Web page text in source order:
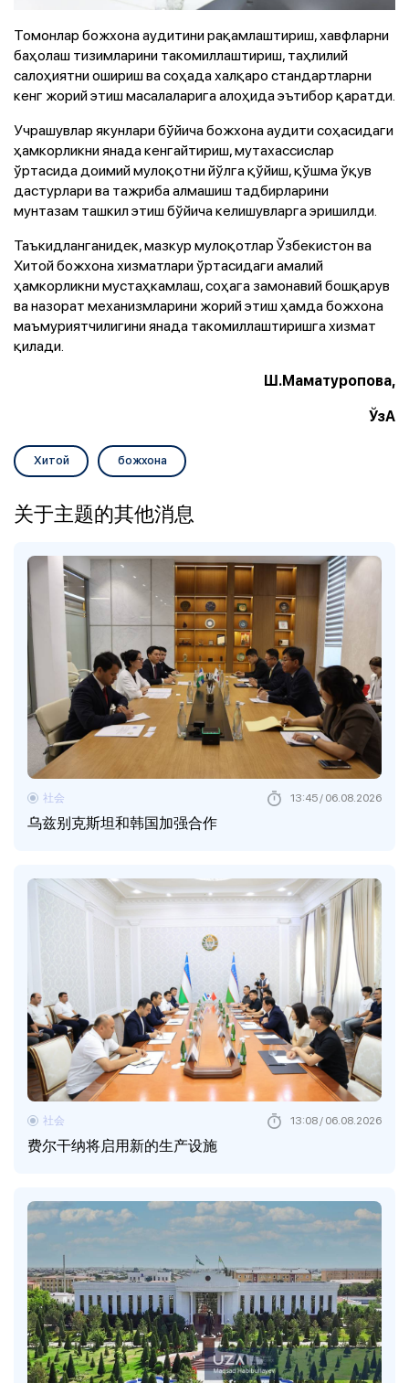
Томонлар божхона аудитини рақамлаштириш, хавфларни
баҳолаш тизимларини такомиллаштириш, таҳлилий
салоҳиятни ошириш ва соҳада халқаро стандартларни
кенг жорий этиш масалаларига алоҳида эътибор қаратди.
Учрашувлар якунлари бўйича божхона аудити соҳасидаги
ҳамкорликни янада кенгайтириш, мутахассислар
ўртасида доимий мулоқотни йўлга қўйиш, қўшма ўқув
дастурлари ва тажриба алмашиш тадбирларини
мунтазам ташкил этиш бўйича келишувларга эришилди.
Таъкидланганидек, мазкур мулоқотлар Ўзбекистон ва
Хитой божхона хизматлари ўртасидаги амалий
ҳамкорликни мустаҳкамлаш, соҳага замонавий бошқарув
ва назорат механизмларини жорий этиш ҳамда божхона
маъмуриятчилигини янада такомиллаштиришга хизмат
қилади.
Ш.Маматуропова,
ЎзА
Хитой божхона
关于主题的其他消息
乌兹别克斯坦和韩国加强合作
社会 13:45 / 06.08.2026
费尔干纳将启用新的生产设施
社会 13:08 / 06.08.2026